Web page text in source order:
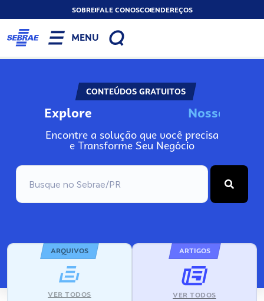
SOBREFALE CONOSCOENDEREÇOS
MENU
CONTEÚDOS GRATUITOS
Explore No
Encontre a solução que você precisa
e Transforme Seu Negócio
ARQUIVOS
VER TODOS
ARTIGOS
VER TODOS